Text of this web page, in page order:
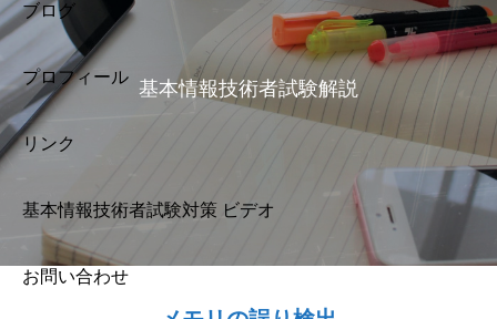
ブログ
プロフィール
リンク
基本情報技術者試験対策 ビデオ
お問い合わせ
基本情報技術者試験解説